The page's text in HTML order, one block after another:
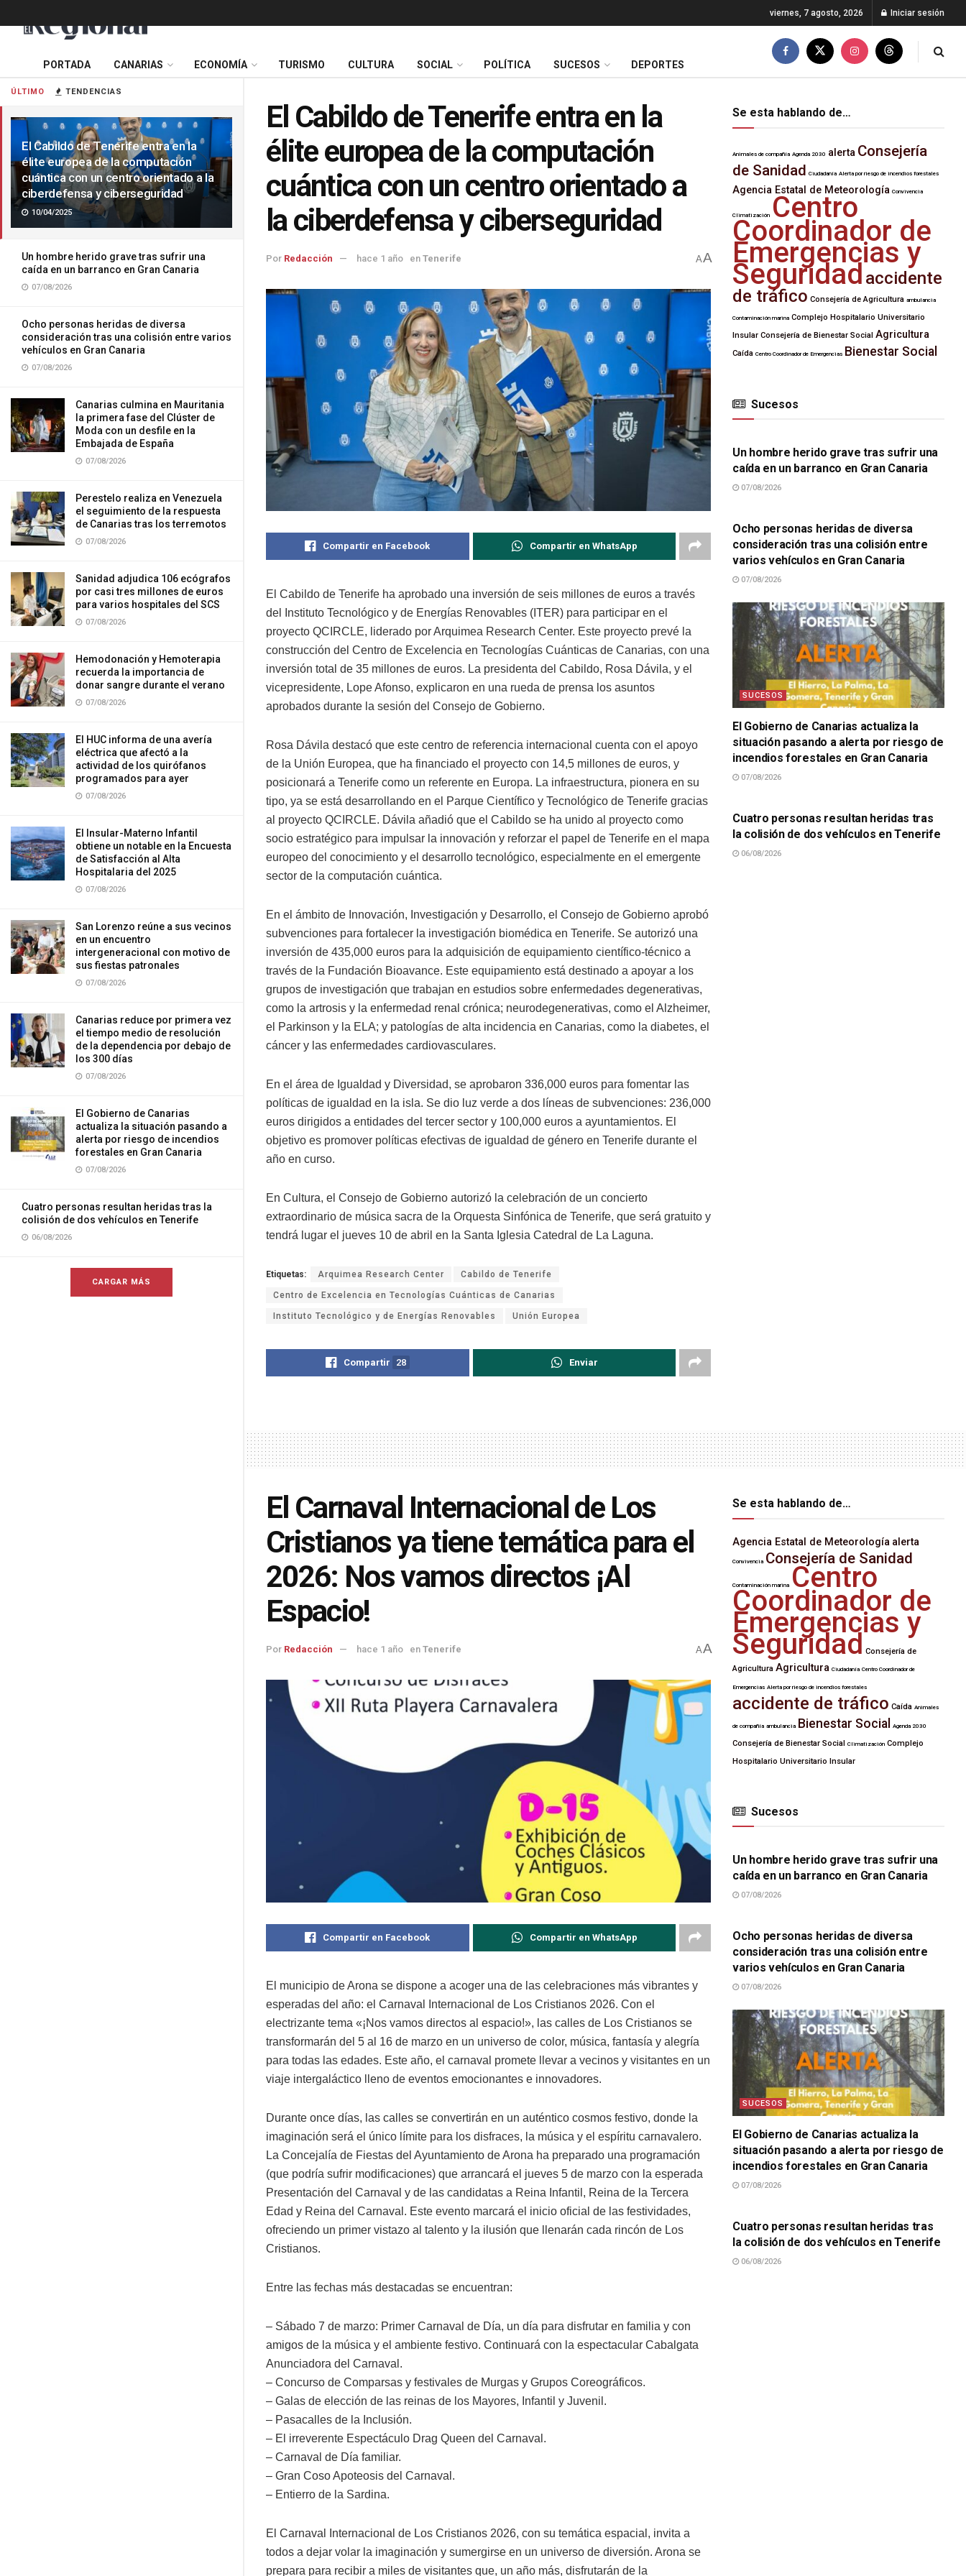
ÚLTIMO TENDENCIAS
El Cabildo de Tenerife entra en la
élite europea de la computación
cuántica con un centro orientado a la
ciberdefensa y ciberseguridad
10/04/2025
Un hombre herido grave tras sufrir una
caída en un barranco en Gran Canaria
07/08/2026
Ocho personas heridas de diversa
consideración tras una colisión entre varios
vehículos en Gran Canaria
07/08/2026
Canarias culmina en Mauritania
la primera fase del Clúster de
Moda con un desfile en la
Embajada de España
07/08/2026
Perestelo realiza en Venezuela
el seguimiento de la respuesta
de Canarias tras los terremotos
07/08/2026
Sanidad adjudica 106 ecógrafos
por casi tres millones de euros
para varios hospitales del SCS
07/08/2026
Hemodonación y Hemoterapia
recuerda la importancia de
donar sangre durante el verano
07/08/2026
El HUC informa de una avería
eléctrica que afectó a la
actividad de los quirófanos
programados para ayer
07/08/2026
El Insular-Materno Infantil
obtiene un notable en la Encuesta
de Satisfacción al Alta
Hospitalaria del 2025
07/08/2026
San Lorenzo reúne a sus vecinos
en un encuentro
intergeneracional con motivo de
sus fiestas patronales
07/08/2026
Canarias reduce por primera vez
el tiempo medio de resolución
de la dependencia por debajo de
los 300 días
07/08/2026
El Gobierno de Canarias
actualiza la situación pasando a
alerta por riesgo de incendios
forestales en Gran Canaria
07/08/2026
Cuatro personas resultan heridas tras la
colisión de dos vehículos en Tenerife
06/08/2026
CARGAR MÁS
viernes, 7 agosto, 2026 Iniciar sesión
PORTADA CANARIAS ECONOMÍA TURISMO CULTURA SOCIAL POLÍTICA SUCESOS DEPORTES
El Cabildo de Tenerife entra en la
élite europea de la computación
cuántica con un centro orientado a
la ciberdefensa y ciberseguridad
Por Redacción hace 1 año en Tenerife AA
Compartir en Facebook Compartir en WhatsApp
El Cabildo de Tenerife ha aprobado una inversión de seis millones de euros a través
del Instituto Tecnológico y de Energías Renovables (ITER) para participar en el
proyecto QCIRCLE, liderado por Arquimea Research Center. Este proyecto prevé la
construcción del Centro de Excelencia en Tecnologías Cuánticas de Canarias, con una
inversión total de 35 millones de euros. La presidenta del Cabildo, Rosa Dávila, y el
vicepresidente, Lope Afonso, explicaron en una rueda de prensa los asuntos
aprobados durante la sesión del Consejo de Gobierno.
Rosa Dávila destacó que este centro de referencia internacional cuenta con el apoyo
de la Unión Europea, que ha financiado el proyecto con 14,5 millones de euros, y
posicionará a Tenerife como un referente en Europa. La infraestructura, pionera en su
tipo, ya se está desarrollando en el Parque Científico y Tecnológico de Tenerife gracias
al proyecto QCIRCLE. Dávila añadió que el Cabildo se ha unido al proyecto como
socio estratégico para impulsar la innovación y reforzar el papel de Tenerife en el mapa
europeo del conocimiento y el desarrollo tecnológico, especialmente en el emergente
sector de la computación cuántica.
En el ámbito de Innovación, Investigación y Desarrollo, el Consejo de Gobierno aprobó
subvenciones para fortalecer la investigación biomédica en Tenerife. Se autorizó una
inversión de 435,000 euros para la adquisición de equipamiento científico-técnico a
través de la Fundación Bioavance. Este equipamiento está destinado a apoyar a los
grupos de investigación que trabajan en estudios sobre enfermedades degenerativas,
como la artrosis y la enfermedad renal crónica; neurodegenerativas, como el Alzheimer,
el Parkinson y la ELA; y patologías de alta incidencia en Canarias, como la diabetes, el
cáncer y las enfermedades cardiovasculares.
En el área de Igualdad y Diversidad, se aprobaron 336,000 euros para fomentar las
políticas de igualdad en la isla. Se dio luz verde a dos líneas de subvenciones: 236,000
euros dirigidos a entidades del tercer sector y 100,000 euros a ayuntamientos. El
objetivo es promover políticas efectivas de igualdad de género en Tenerife durante el
año en curso.
En Cultura, el Consejo de Gobierno autorizó la celebración de un concierto
extraordinario de música sacra de la Orquesta Sinfónica de Tenerife, que será gratuito y
tendrá lugar el jueves 10 de abril en la Santa Iglesia Catedral de La Laguna.
Etiquetas: Arquimea Research Center Cabildo de Tenerife
Centro de Excelencia en Tecnologías Cuánticas de Canarias
Instituto Tecnológico y de Energías Renovables Unión Europea
Compartir 28 Enviar
Se esta hablando de…
Animales de compañía Agenda 2030 alerta Consejería
de Sanidad Ciudadanía Alerta por riesgo de incendios forestales
Agencia Estatal de Meteorología Convivencia
Climatización Centro
Coordinador de
Emergencias y
Seguridad accidente
de tráfico Consejería de Agricultura ambulancia
Contaminación marina Complejo Hospitalario Universitario
Insular Consejería de Bienestar Social Agricultura
Caída Centro Coordinador de Emergencias Bienestar Social
Sucesos
SUCESOS
Un hombre herido grave tras sufrir una
caída en un barranco en Gran Canaria
07/08/2026
Ocho personas heridas de diversa
consideración tras una colisión entre
varios vehículos en Gran Canaria
07/08/2026
SUCESOS
El Gobierno de Canarias actualiza la
situación pasando a alerta por riesgo de
incendios forestales en Gran Canaria
07/08/2026
Cuatro personas resultan heridas tras
la colisión de dos vehículos en Tenerife
06/08/2026
El Carnaval Internacional de Los
Cristianos ya tiene temática para el
2026: Nos vamos directos ¡Al
Espacio!
Por Redacción hace 1 año en Tenerife AA
Compartir en Facebook Compartir en WhatsApp
El municipio de Arona se dispone a acoger una de las celebraciones más vibrantes y
esperadas del año: el Carnaval Internacional de Los Cristianos 2026. Con el
electrizante tema «¡Nos vamos directos al espacio!», las calles de Los Cristianos se
transformarán del 5 al 16 de marzo en un universo de color, música, fantasía y alegría
para todas las edades. Este año, el carnaval promete llevar a vecinos y visitantes en un
viaje intergaláctico lleno de eventos emocionantes e innovadores.
Durante once días, las calles se convertirán en un auténtico cosmos festivo, donde la
imaginación será el único límite para los disfraces, la música y el espíritu carnavalero.
La Concejalía de Fiestas del Ayuntamiento de Arona ha preparado una programación
(que podría sufrir modificaciones) que arrancará el jueves 5 de marzo con la esperada
Presentación del Carnaval y de las candidatas a Reina Infantil, Reina de la Tercera
Edad y Reina del Carnaval. Este evento marcará el inicio oficial de las festividades,
ofreciendo un primer vistazo al talento y la ilusión que llenarán cada rincón de Los
Cristianos.
Entre las fechas más destacadas se encuentran:
– Sábado 7 de marzo: Primer Carnaval de Día, un día para disfrutar en familia y con
amigos de la música y el ambiente festivo. Continuará con la espectacular Cabalgata
Anunciadora del Carnaval.
– Concurso de Comparsas y festivales de Murgas y Grupos Coreográficos.
– Galas de elección de las reinas de los Mayores, Infantil y Juvenil.
– Pasacalles de la Inclusión.
– El irreverente Espectáculo Drag Queen del Carnaval.
– Carnaval de Día familiar.
– Gran Coso Apoteosis del Carnaval.
– Entierro de la Sardina.
El Carnaval Internacional de Los Cristianos 2026, con su temática espacial, invita a
todos a dejar volar la imaginación y sumergirse en un universo de diversión. Arona se
prepara para recibir a miles de visitantes que, un año más, disfrutarán de la
Se esta hablando de…
Agencia Estatal de Meteorología alerta
Convivencia Consejería de Sanidad
Contaminación marina Centro
Coordinador de
Emergencias y
Seguridad Consejería de
Agricultura Agricultura Ciudadanía Centro Coordinador de
Emergencias Alerta por riesgo de incendios forestales
accidente de tráfico Caída Animales
de compañía ambulancia Bienestar Social Agenda 2030
Consejería de Bienestar Social Climatización Complejo
Hospitalario Universitario Insular
Sucesos
SUCESOS
Un hombre herido grave tras sufrir una
caída en un barranco en Gran Canaria
07/08/2026
Ocho personas heridas de diversa
consideración tras una colisión entre
varios vehículos en Gran Canaria
07/08/2026
SUCESOS
El Gobierno de Canarias actualiza la
situación pasando a alerta por riesgo de
incendios forestales en Gran Canaria
07/08/2026
Cuatro personas resultan heridas tras
la colisión de dos vehículos en Tenerife
06/08/2026